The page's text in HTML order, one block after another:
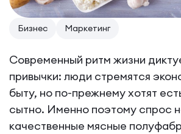
Бизнес Маркетинг
Современный ритм жизни
привычки: люди стремятся
быту, но по-прежнему хотят
сытно. Именно поэтому спрос
качественные мясные